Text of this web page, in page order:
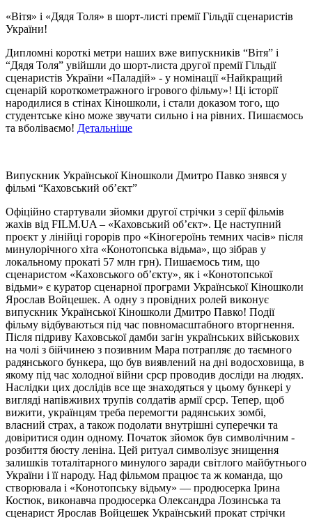
«Вітя» і «Дядя Толя» в шорт-листі премії Гільдії сценаристів
України!
Дипломні короткі метри наших вже випускників “Вітя” і
“Дядя Толя” увійшли до шорт-листа другої премії Гільдії
сценаристів України «Паладій» - у номінації «Найкращий
сценарій короткометражного ігрового фільму»! Ці історії
народилися в стінах Кіношколи, і стали доказом того, що
студентське кіно може звучати сильно і на рівних. Пишаємось
та вболіваємо! Детальніше
Випускник Української Кіношколи Дмитро Павко знявся у
фільмі “Каховський об’єкт”
Офіційно стартували зйомки другої стрічки з серії фільмів
жахів від FILM.UA – «Каховський обʼєкт». Це наступний
проєкт у лінійці горорів про «Кіногероїнь темних часів» після
минулорічного хіта «Конотопська відьма», що зібрав у
локальному прокаті 57 млн грн). Пишаємось тим, що
сценаристом «Каховського об’єкту», як і «Конотопської
відьми» є куратор сценарної програми Української Кіношколи
Ярослав Войцешек. А одну з провідних ролей виконує
випускник Української Кіношколи Дмитро Павко! Події
фільму відбуваються під час повномасштабного вторгнення.
Після підриву Каховської дамби загін українських військових
на чолі з бійчинею з позивним Мара потрапляє до таємного
радянського бункера, що був виявлений на дні водосховища, в
якому під час холодної війни срср проводив досліди на людях.
Наслідки цих дослідів все ще знаходяться у цьому бункері у
вигляді напівживих трупів солдатів армії срср. Тепер, щоб
вижити, українцям треба перемогти радянських зомбі,
власний страх, а також подолати внутрішні суперечки та
довіритися один одному. Початок зйомок був символічним -
розбиття бюсту леніна. Цей ритуал символізує знищення
залишків тоталітарного минулого заради світлого майбутнього
України і її народу. Над фільмом працює та ж команда, що
створювала і «Конотопську відьму» — продюсерка Ірина
Костюк, виконавча продюсерка Олександра Лозинська та
сценарист Ярослав Войцешек Український прокат стрічки